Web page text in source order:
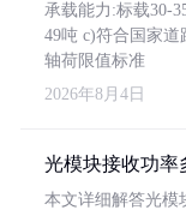
承载能力:标载30-
49吨 c)符合国家道
轴荷限值标准
2026年8月4日
光模块接收功率
本文详细解答光模